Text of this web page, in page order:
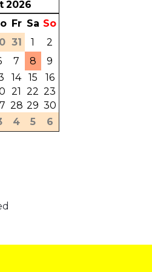
2026
Fr Sa So
31 1
2
7 8
9
14 15
16
21 22 23
28 29 30
4 5 6